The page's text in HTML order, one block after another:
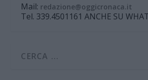
Mail: redazione@oggicronaca.it
Tel. 339.4501161 ANCHE SU